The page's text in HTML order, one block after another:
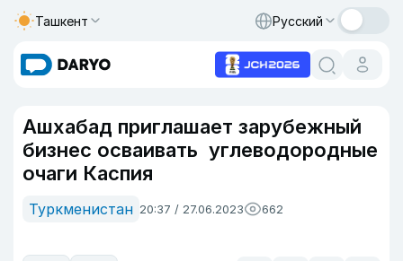
Ташкент Русский
Ашхабад приглашает зарубежный
бизнес осваивать углеводородные
очаги Каспия
Туркменистан 20:37 / 27.06.2023 662